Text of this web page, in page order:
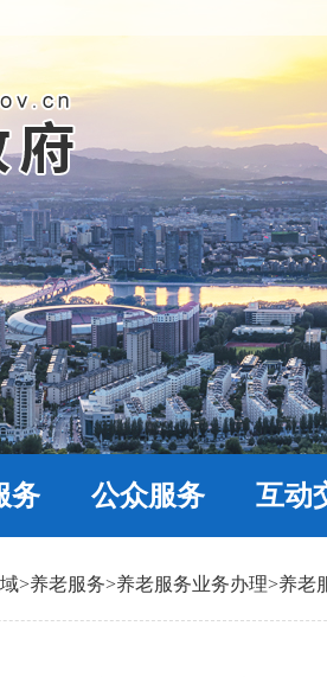
务 公众服务 互动
>养老服务>养老服务业务办理>养老